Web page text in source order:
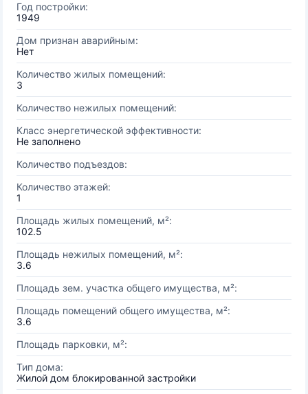
Год постройки:
1949
Дом признан аварийным:
Нет
Количество жилых помещений:
3
Количество нежилых помещений:
Класс энергетической эффективности:
Не заполнено
Количество подъездов:
Количество этажей:
1
Площадь жилых помещений, м²:
102.5
Площадь нежилых помещений, м²:
3.6
Площадь зем. участка общего имущества, м²:
Площадь помещений общего имущества, м²:
3.6
Площадь парковки, м²:
Тип дома:
Жилой дом блокированной застройки